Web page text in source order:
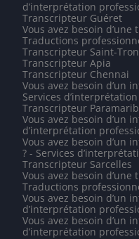
d’interprétation
Transcripteur Guéret
Vous avez besoin
Traductions
Transcripteur Saint-
Transcripteur Apia
Transcripteur Chennai
Vous avez besoin d’un
Services
Transcripteur
Vous avez besoin d’un
d’interprétation
Vous avez besoin d’un
? - Services
Transcripteur Sarcelles
Vous avez besoin
Traductions
Vous avez besoin d’un
d’interprétation
Vous avez besoin d’un
d’interprétation